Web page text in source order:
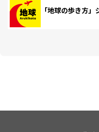
「地球の歩き方